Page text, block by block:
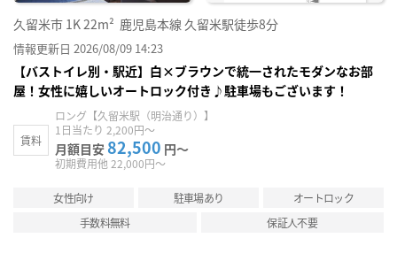
久留米市 1K22m² 鹿児島本線 久留米駅徒歩8分
情報更新日 2026/08/09 14:23
【バストイレ別・駅近】白×ブラウンで統一されたモダンなお部
屋！女性に嬉しいオートロック付き♪駐車場もございます！
賃料
ロング【久留米駅（明治通り）】
1日当たり 2,200円～
月額目安 82,500 円～
初期費用他 22,000円～
女性向け 駐車場あり
オートロック
手数料無料
保証人不要